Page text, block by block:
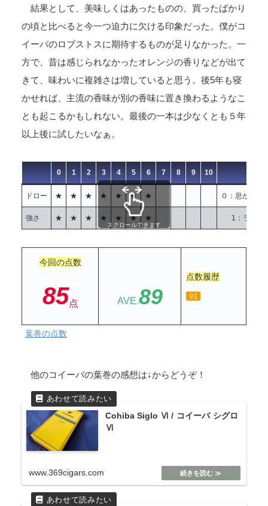
結果として、美味しくはあったものの、買ったばかり
の頃と比べると今一つ迫力に欠ける印象だった。僕がコ
イーバのロブストスに期待するものが足りなかった。一
方で、昔は感じられなかったオレンジの香りなどが出て
きて、味わいに複雑さは増していると思う。後5年も寝
かせれば、主流の香味が別の香味に置き換わるようなこ
とも起こるかもしれない。最後の一本は少なくとも５年
以上後に試したいなぁ。
0 1 2 3 4 5 6 7 8 9 10
ドロー ★ ★ ★ ★ ★ ★ ★ ０：息が通
強さ ★ ★ ★ ★ ★ ★ ★ 1：ライ
スクロールできます
今回の点数
85点 AVE.89
点数履歴
93
葉巻の点数
他のコイーバの葉巻の感想は↓からどうぞ！
Cohiba Siglo Ⅵ / コイーバ シグロ
Ⅵ
www.369cigars.com